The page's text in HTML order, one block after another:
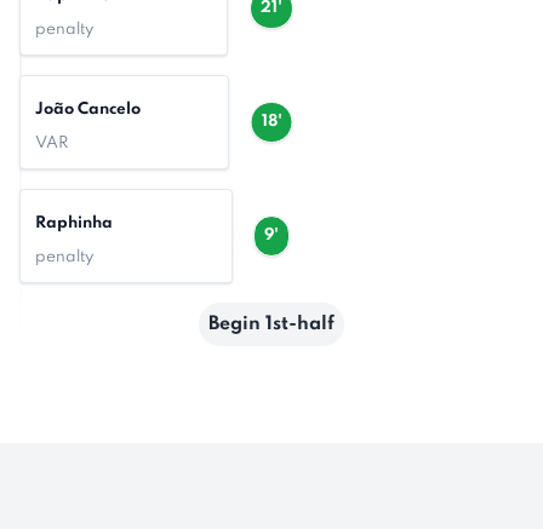
21'
penalty
18'
João Cancelo
VAR
9'
Raphinha
penalty
Begin 1st-half